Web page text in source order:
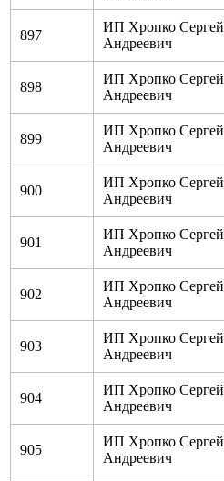
897
ИП Хропко Сергей
Андреевич
898
ИП Хропко Сергей
Андреевич
899
ИП Хропко Сергей
Андреевич
900
ИП Хропко Сергей
Андреевич
901
ИП Хропко Сергей
Андреевич
902
ИП Хропко Сергей
Андреевич
903
ИП Хропко Сергей
Андреевич
904
ИП Хропко Сергей
Андреевич
905
ИП Хропко Сергей
Андреевич